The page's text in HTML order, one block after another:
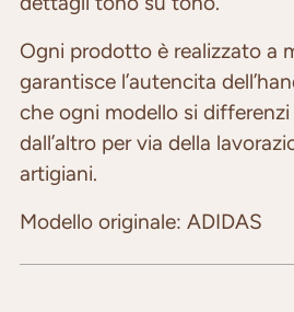
Ogni prodotto è realizzato a
garantisce l’autencita
che ogni modello si
dall’altro per via della
artigiani.
Modello originale: ADIDAS